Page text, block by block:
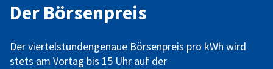
Der Börsenpreis
Der viertelstundengenaue Börsenpreis pro kWh wird
stets am Vortag bis 15 Uhr auf der